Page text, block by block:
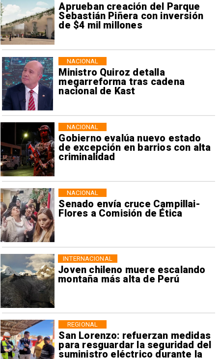
Aprueban creación del Parque
Sebastián Piñera con inversión
de $4 mil millones
Ministro Quiroz detalla
megarreforma tras cadena
nacional de Kast
NACIONAL
Gobierno evalúa nuevo estado
de excepción en barrios con alta
criminalidad
NACIONAL
Senado envía cruce Campillai-
Flores a Comisión de Ética
NACIONAL
Joven chileno muere escalando
montaña más alta de Perú
INTERNACIONAL
San Lorenzo: refuerzan medidas
para resguardar la seguridad del
suministro eléctrico durante la
REGIONAL